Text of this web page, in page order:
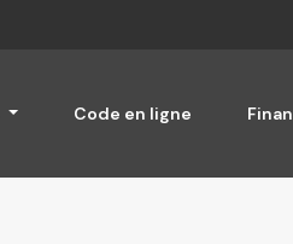
Code en ligne